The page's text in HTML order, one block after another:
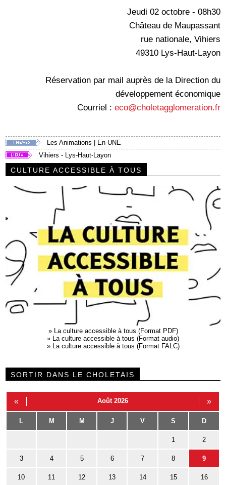
Jeudi 02 octobre - 08h30
Château de Maupassant
rue nationale, Vihiers
49310 Lys-Haut-Layon
Réservation par mail auprès de la Direction du
développement économique
Courriel : eco@choletagglomeration.fr
Les Animations
En UNE
Vihiers - Lys-Haut-Layon
CULTURE ACCESSIBLE À TOUS
» La culture accessible à tous (Format PDF)
» La culture accessible à tous (Format audio)
» La culture accessible à tous (Format FALC)
SORTIR DANS LE CHOLETAIS
« Août 2026 »
L M M J V S D
1 2
3 4 5 6 7 8 9
10 11 12 13 14 15 16